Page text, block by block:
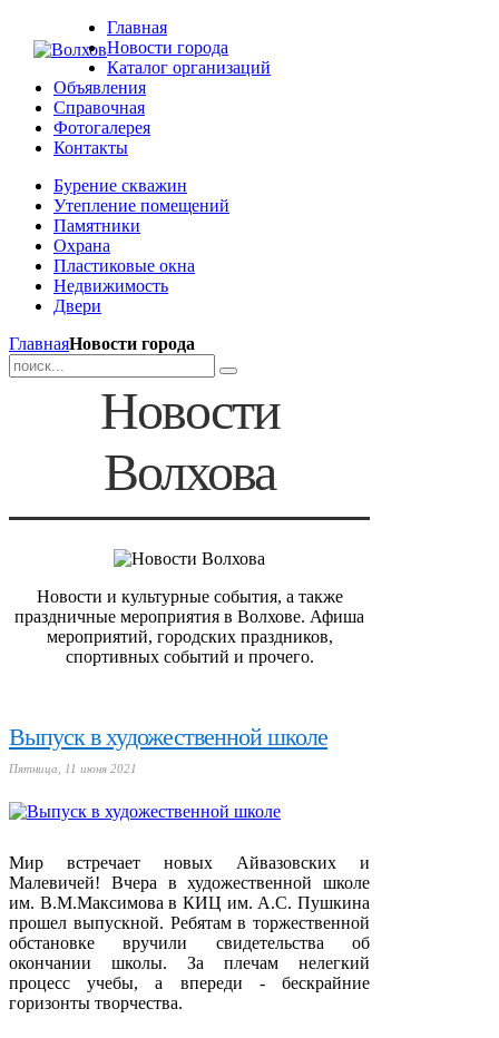
Главная
Новости города
Каталог организаций
Объявления
Справочная
Фотогалерея
Контакты
Бурение скважин
Утепление помещений
Памятники
Охрана
Пластиковые окна
Недвижимость
Двери
ГлавнаяНовости города
Новости
Волхова
Новости и культурные события, а также
праздничные мероприятия в Волхове. Афиша
мероприятий, городских праздников,
спортивных событий и прочего.
Выпуск в художественной школе
Пятница, 11 июня 2021
Мир встречает новых Айвазовских и
Малевичей! Вчера в художественной школе
им. В.М.Максимова в КИЦ им. А.С. Пушкина
прошел выпускной. Ребятам в торжественной
обстановке вручили свидетельства об
окончании школы. За плечам нелегкий
процесс учебы, а впереди - бескрайние
горизонты творчества.